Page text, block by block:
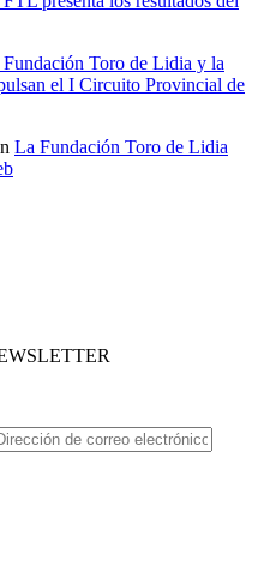
Toro de Lidia y la
el I Circuito Provincial de
La Fundación Toro de Lidia